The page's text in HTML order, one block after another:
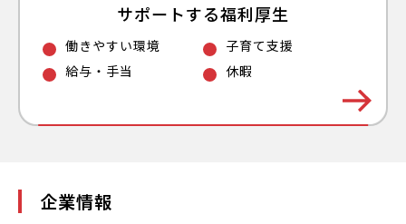
サポートする福利厚生
働きやすい環境
子育て支援
給与・手当
休暇
企業情報